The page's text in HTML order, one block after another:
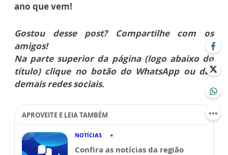
ano que vem!
Gostou desse post? Compartilhe com os
amigos!
Na parte superior da página (logo abaixo do
título) clique no botão do WhatsApp ou das
demais redes sociais.
APROVEITE E LEIA TAMBÉM
NOTÍCIAS
Confira as notícias da região